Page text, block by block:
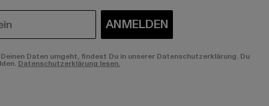
ANMELDEN
Daten umgeht, findest Du in unserer Datenschutzerklärung. Du
Datenschutzerklärung lesen.